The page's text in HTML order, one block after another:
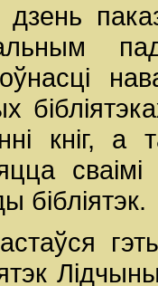
дзень
кніг, а
бібліятэк.